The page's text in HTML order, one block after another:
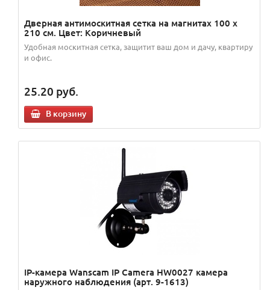
Дверная антимоскитная сетка на магнитах 100 x
210 см. Цвет: Коричневый
Удобная москитная сетка, защитит ваш дом и дачу, квартиру
и офис.
25.20 руб.
В корзину
IP-камерa Wanscam IP Camera HW0027 камера
наружного наблюдения (арт. 9-1613)